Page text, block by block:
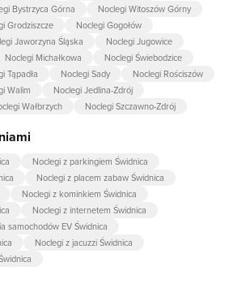
Bystrzyca Górna
Noclegi Witoszów Górny
Grodziszcze
Noclegi Gogołów
Jaworzyna Śląska
Noclegi Jugowice
Noclegi Michałkowa
Noclegi Świebodzice
Tąpadła Noclegi Sady
Noclegi Rościszów
Walim
Noclegi Jedlina-Zdrój
Wałbrzych Noclegi Szczawno-Zdrój
Noclegi z parkingiem Świdnica
Noclegi z placem zabaw Świdnica
Noclegi z kominkiem Świdnica
Noclegi z internetem Świdnica
samochodów EV Świdnica
Noclegi z jacuzzi Świdnica